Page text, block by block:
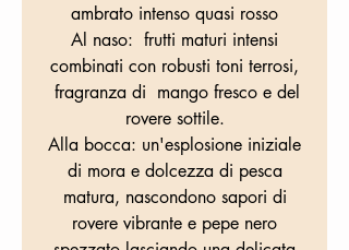
ambrato intenso quasi rosso
Al naso: frutti maturi intensi
combinati con robusti toni terrosi,
fragranza di mango fresco e del
rovere sottile.
Alla bocca: un'esplosione iniziale
di mora e dolcezza di pesca
matura, nascondono sapori di
rovere vibrante e pepe nero